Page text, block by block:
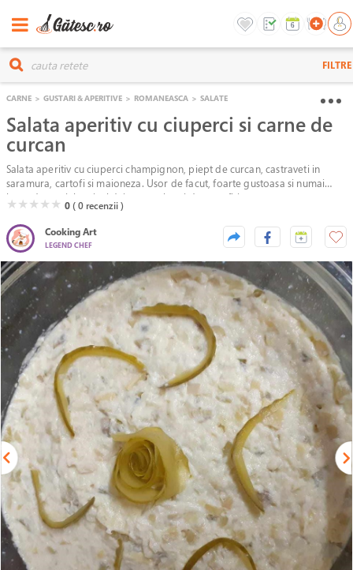
FILTRE
CARNE > GUSTARI & APERITIVE > ROMANEASCA > SALATE
Salata aperitiv cu ciuperci si carne de
curcan
Salata aperitiv cu ciuperci champignon, piept de curcan, castraveti in
saramura, cartofi si maioneza. Usor de facut, foarte gustoasa si numai
buna de servit la micul dejun sau alaturi de musafiri.
( )
★( )
★( )
★( )
★( )
★ 0( 0 recenzii )
Cooking Art
LEGEND CHEF